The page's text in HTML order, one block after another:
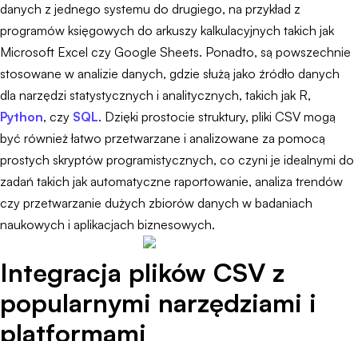
danych z jednego systemu do drugiego, na przykład z
programów księgowych do arkuszy kalkulacyjnych takich jak
Microsoft Excel czy Google Sheets. Ponadto, są powszechnie
stosowane w analizie danych, gdzie służą jako źródło danych
dla narzędzi statystycznych i analitycznych, takich jak R,
Python, czy SQL. Dzięki prostocie struktury, pliki CSV mogą
być również łatwo przetwarzane i analizowane za pomocą
prostych skryptów programistycznych, co czyni je idealnymi do
zadań takich jak automatyczne raportowanie, analiza trendów
czy przetwarzanie dużych zbiorów danych w badaniach
naukowych i aplikacjach biznesowych.
Integracja plików CSV z
popularnymi narzędziami i
platformami